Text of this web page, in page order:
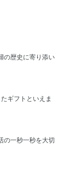
の歴史に寄り添い
ギフトといえま
の一秒一秒を大切